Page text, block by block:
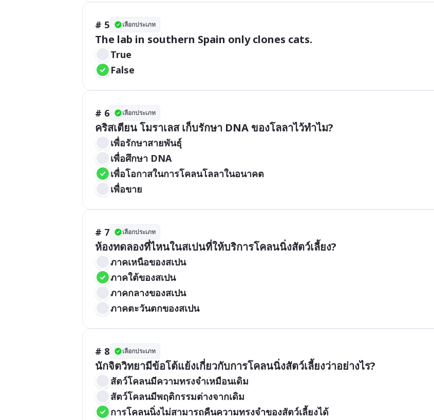
# 5 เลือกประเภท
The lab in southern Spain only clones cats.
True
False
# 6 เลือกประเภท
คริสเตียน โมราเลส เก็บรักษา DNA ของโลลาไว้ทำไม?
เพื่อรักษาสายพันธุ์
เพื่อศึกษา DNA
เพื่อโอกาสในการโคลนโลลาในอนาคต
เพื่อขาย
# 7 เลือกประเภท
ห้องทดลองที่ไหนในสเปนที่ให้บริการโคลนนิ่งสัตว์เลี้ยง?
ภาคเหนือของสเปน
ภาคใต้ของสเปน
ภาคกลางของสเปน
ภาคตะวันตกของสเปน
# 8 เลือกประเภท
นักจิตวิทยามีข้อโต้แย้งเกี่ยวกับการโคลนนิ่งสัตว์เลี้ยงว่าอย่างไร?
สัตว์โคลนมีความทรงจำเหมือนเดิม
สัตว์โคลนมีพฤติกรรมต่างจากเดิม
การโคลนนิ่งไม่สามารถคืนความทรงจำของสัตว์เลี้ยงได้